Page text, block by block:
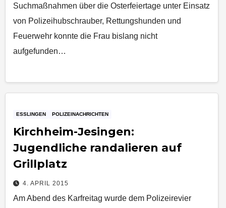
Suchmaßnahmen über die Osterfeiertage unter Einsatz
von Polizeihubschrauber, Rettungshunden und
Feuerwehr konnte die Frau bislang nicht
aufgefunden…
ESSLINGEN POLIZEINACHRICHTEN
Kirchheim-Jesingen:
Jugendliche randalieren auf
Grillplatz
4. APRIL 2015
Am Abend des Karfreitag wurde dem Polizeirevier